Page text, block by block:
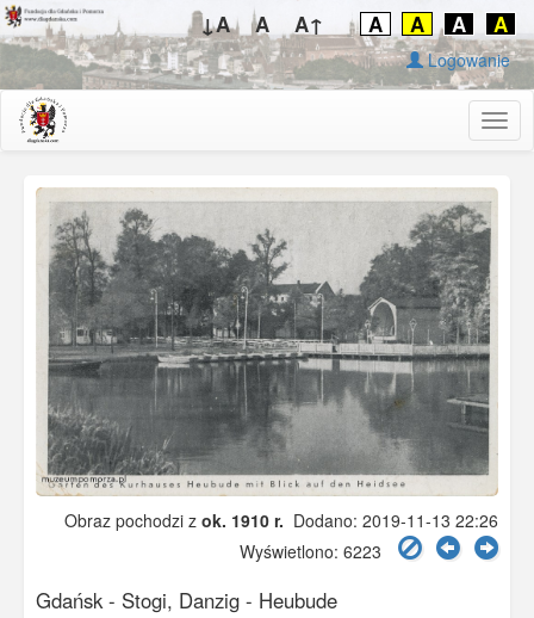
↓A A A↑ A A A A
Logowanie
Obraz pochodzi z ok. 1910 r. Dodano: 2019-11-13 22:26
Wyświetlono: 6223
Gdańsk - Stogi, Danzig - Heubude